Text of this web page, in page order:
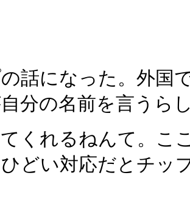
話になった。外国
分の名前を言うら
くれるねんて。こ
どい対応だとチッ